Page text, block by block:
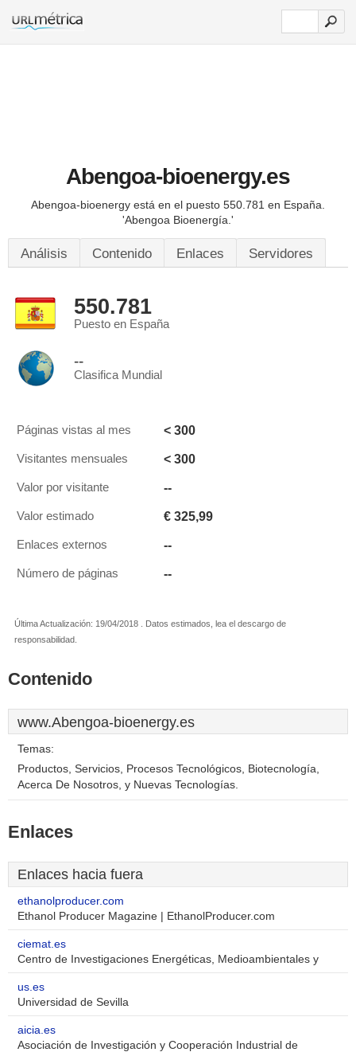
Abengoa-bioenergy.es
Abengoa-bioenergy está en el puesto 550.781 en España.
'Abengoa Bioenergía.'
Análisis Contenido Enlaces Servidores
550.781
Puesto en España
--
Clasifica Mundial
Páginas vistas al mes < 300
Visitantes mensuales < 300
Valor por visitante --
Valor estimado € 325,99
Enlaces externos --
Número de páginas --
Última Actualización: 19/04/2018 . Datos estimados, lea el descargo de
responsabilidad.
Contenido
www.Abengoa-bioenergy.es
Temas:
Productos, Servicios, Procesos Tecnológicos, Biotecnología,
Acerca De Nosotros, y Nuevas Tecnologías.
Enlaces
Enlaces hacia fuera
ethanolproducer.com
Ethanol Producer Magazine | EthanolProducer.com
ciemat.es
Centro de Investigaciones Energéticas, Medioambientales y
us.es
Universidad de Sevilla
aicia.es
Asociación de Investigación y Cooperación Industrial de